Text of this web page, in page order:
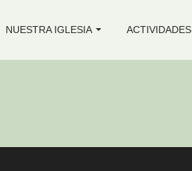
NUESTRA IGLESIA ACTIVIDADES